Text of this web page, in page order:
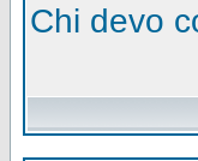
Chi devo